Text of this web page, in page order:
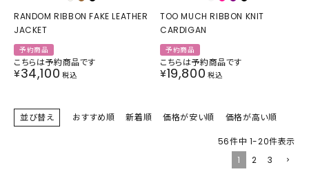
RANDOM RIBBON FAKE LEATHER
JACKET
予約商品
こちらは予約商品です
¥34,100 税込
TOO MUCH RIBBON KNIT
CARDIGAN
予約商品
こちらは予約商品です
¥19,800 税込
並び替え おすすめ順 新着順 価格が安い順 価格が高い順
56件中 1-20件表示
1
2 3